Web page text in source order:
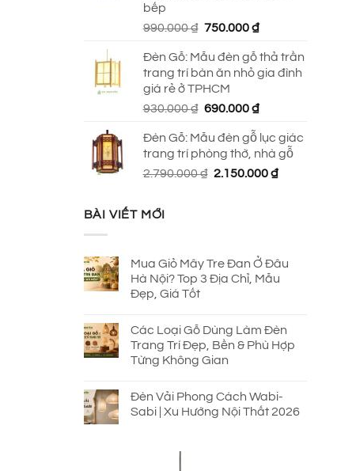
bếp
990.000₫ Giá
là:
990.000 ₫.
750.000₫Giá
tại
là:
Đèn Gỗ: Mẫu đèn gỗ thả trần
trang trí bàn ăn nhỏ gia đình
giá rẻ ở TPHCM
930.000₫ Giá
là:
930.000 ₫.
690.000₫Giá
tại
là:
690.000 ₫.
Đèn Gỗ: Mẫu đèn gỗ lục giác
trang trí phòng thờ, nhà gỗ
2.790.000₫ Giá
2.150.000₫Giá
BÀI VIẾT MỚI
Mua Giỏ Mây Tre Đan Ở Đâu
Hà Nội? Top 3 Địa Chỉ, Mẫu
Đẹp, Giá Tốt
Các Loại Gỗ Dùng Làm Đèn
Trang Trí Đẹp, Bền & Phù Hợp
Từng Không Gian
Đèn Vải Phong Cách Wabi-
Sabi | Xu Hướng Nội Thất 2026